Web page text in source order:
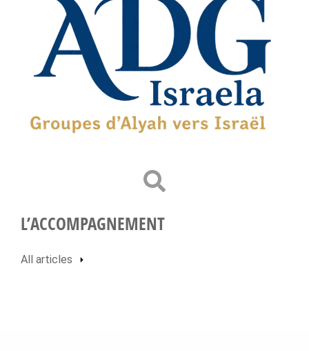
L’ACCOMPAGNEMENT
All articles